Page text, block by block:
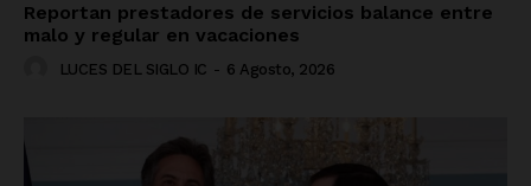
Reportan prestadores de servicios balance entre
malo y regular en vacaciones
LUCES DEL SIGLO IC - 6 Agosto, 2026